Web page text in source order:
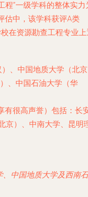
程”一级学科的整体实力
估中，该学科获评A类
在资源勘查工程专业
）、中国地质大学（北
、中国石油大学（华
有很高声誉）包括 ：长
京）、中南大学、昆明
、中国地质大学及西南石